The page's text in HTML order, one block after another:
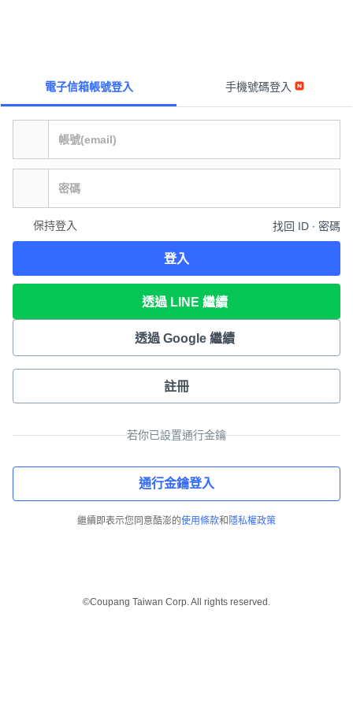
電子信箱帳號登入 手機號碼登入
保持登入 找回 ID ∙ 密碼
登入
透過 LINE 繼續
透過 Google 繼續
註冊
若你已設置通行金鑰
通行金鑰登入
繼續即表示您同意酷澎的使用條款和 隱私權政策
©Coupang Taiwan Corp. All rights reserved.